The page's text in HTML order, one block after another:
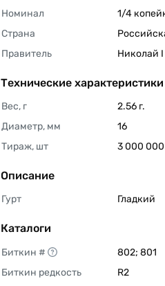
Номинал
1/4
Страна
Правитель
Николай I
Технические характеристики
Вес, г
2.56 г.
Диаметр, мм
16
Тираж, шт
3 000 000
Описание
Гурт Гладкий
Каталоги
Биткин #
802; 801
Биткин редкость
R2